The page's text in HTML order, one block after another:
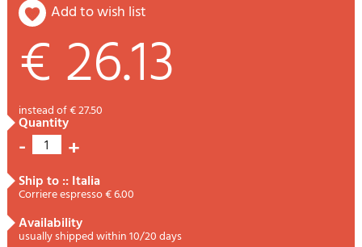
add to wish list
€ 26.13
instead of € 27.50
quantity
- 1 +
ship to :: Italia
Corriere espresso € 6.00
availability
usually shipped within 10/20 days